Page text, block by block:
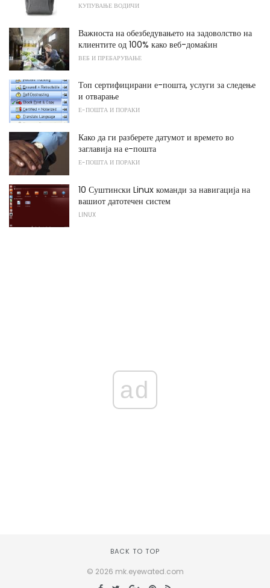
КУПУВАЊЕ ВОДИЧИ
Важноста на обезбедувањето на задоволство на
клиентите од 100% како веб-домаќин
ВЕБ И ПРЕБАРУВАЊЕ
Топ сертифицирани е-пошта, услуги за следење
и отварање
Е-ПОШТА И ПОРАКИ
Како да ги разберете датумот и времето во
заглавија на е-пошта
Е-ПОШТА И ПОРАКИ
10 Суштински Linux команди за навигација на
вашиот датотечен систем
LINUX
ad
BACK TO TOP
© 2026 mk.eyewated.com